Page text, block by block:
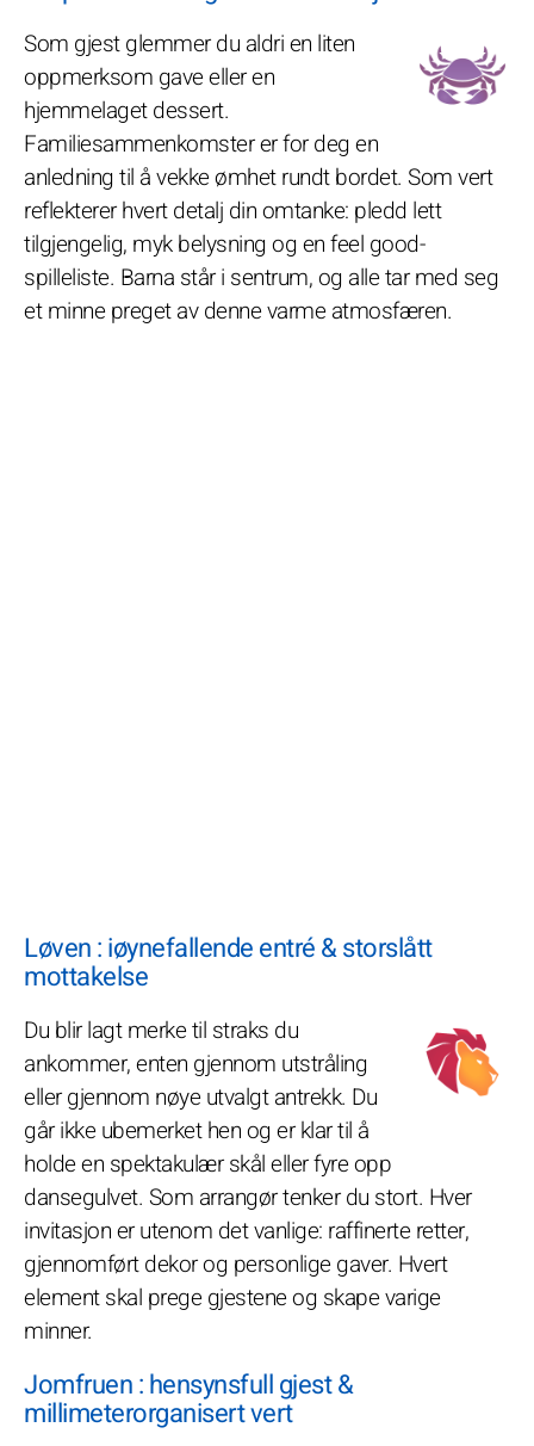
Som gjest glemmer du aldri en liten
oppmerksom gave eller en
hjemmelaget dessert.
Familiesammenkomster er for deg en
anledning til å vekke ømhet rundt bordet. Som vert
reflekterer hvert detalj din omtanke: pledd lett
tilgjengelig, myk belysning og en feel good-
spilleliste. Barna står i sentrum, og alle tar med seg
et minne preget av denne varme atmosfæren.
Løven : iøynefallende entré & storslått
mottakelse
Du blir lagt merke til straks du
ankommer, enten gjennom utstråling
eller gjennom nøye utvalgt antrekk. Du
går ikke ubemerket hen og er klar til å
holde en spektakulær skål eller fyre opp
dansegulvet. Som arrangør tenker du stort. Hver
invitasjon er utenom det vanlige: raffinerte retter,
gjennomført dekor og personlige gaver. Hvert
element skal prege gjestene og skape varige
minner.
Jomfruen : hensynsfull gjest &
millimeterorganisert vert